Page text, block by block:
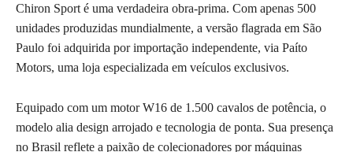
Chiron Sport é uma verdadeira obra-prima. Com apenas 500
unidades produzidas mundialmente, a versão flagrada em São
Paulo foi adquirida por importação independente, via Paíto
Motors, uma loja especializada em veículos exclusivos.
Equipado com um motor W16 de 1.500 cavalos de potência, o
modelo alia design arrojado e tecnologia de ponta. Sua presença
no Brasil reflete a paixão de colecionadores por máquinas